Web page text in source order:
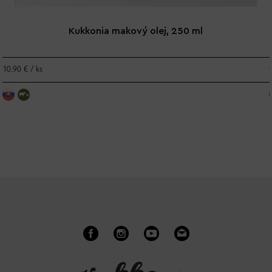
Kukkonia makový olej, 250 ml
10.90 € / ks